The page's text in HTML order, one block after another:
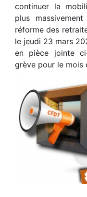
continuer la
plus
réforme des
le jeudi 23 mars
en pièce jointe
grève pour le mois